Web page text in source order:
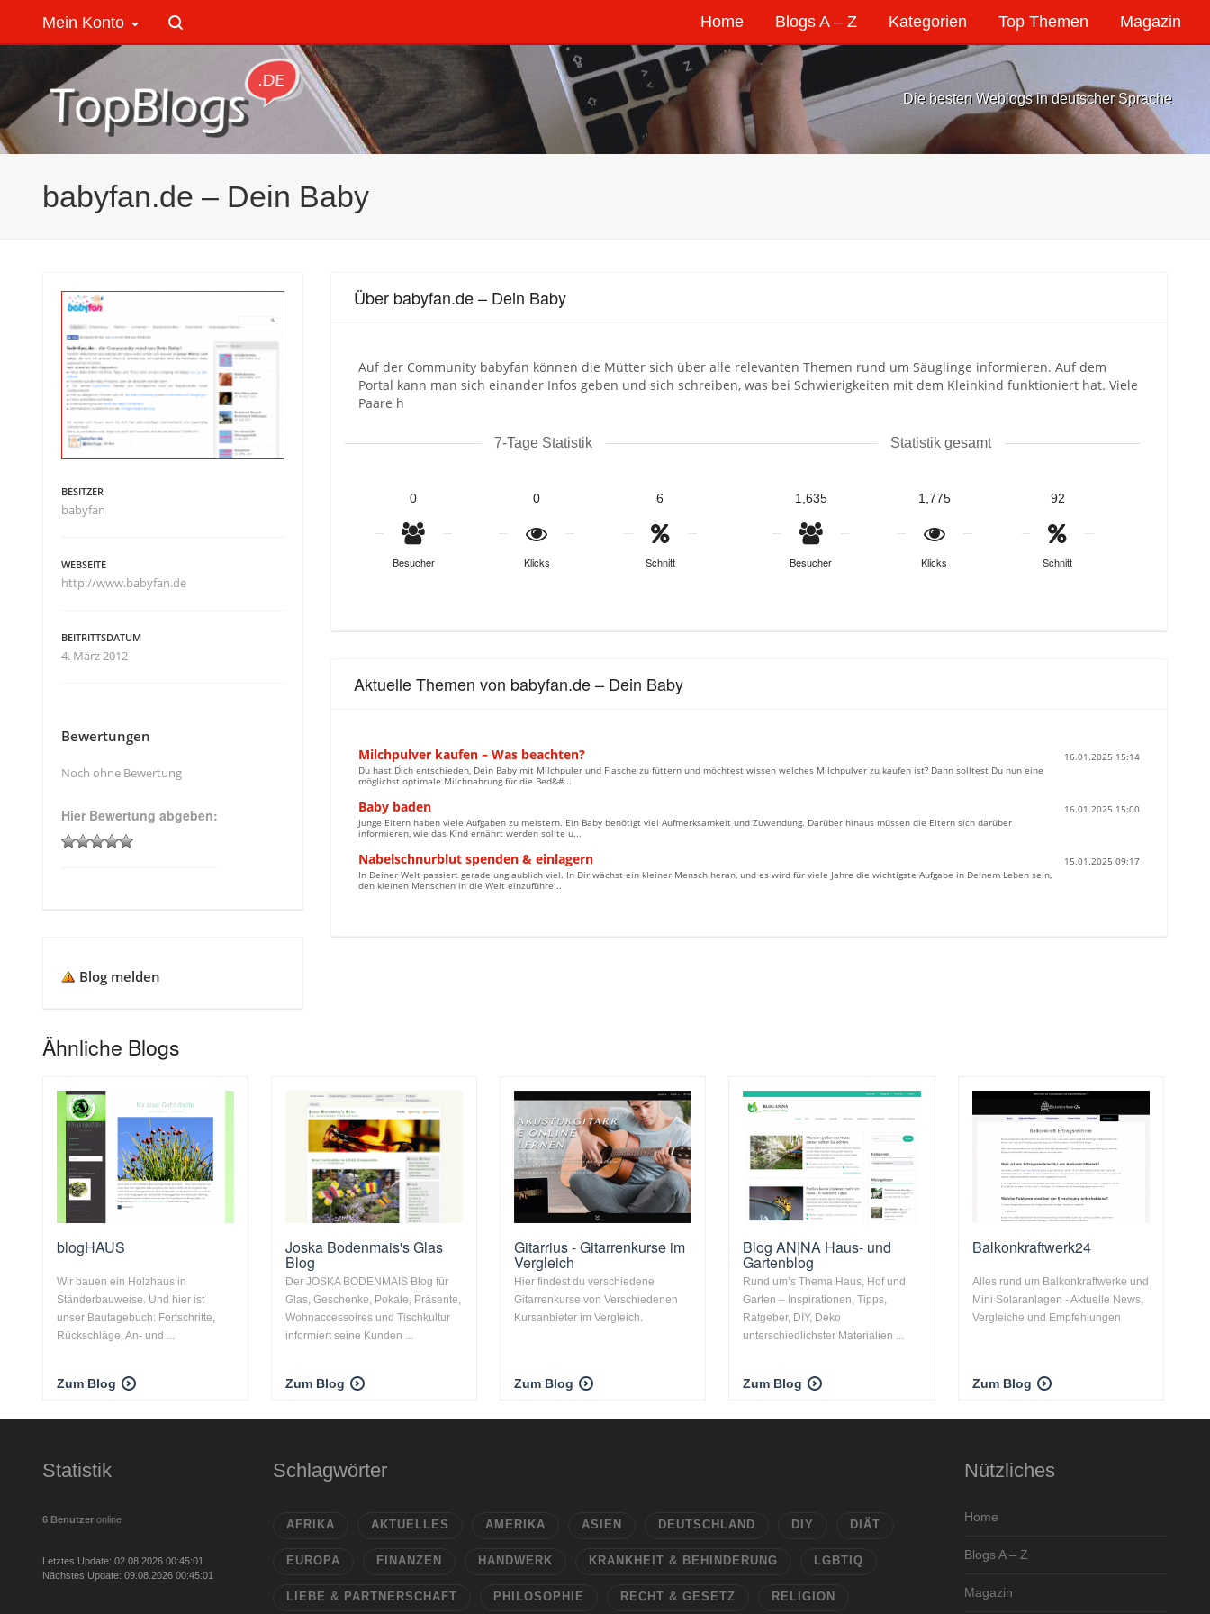
Home Blogs A – Z Kategorien Top Themen Magazin
Mein Konto
Die besten Weblogs in deutscher Sprache
babyfan.de – Dein Baby
Über babyfan.de – Dein Baby
Auf der Community babyfan können die Mütter sich über alle relevanten Themen rund um Säuglinge informieren. Auf dem
Portal kann man sich einander Infos geben und sich schreiben, was bei Schwierigkeiten mit dem Kleinkind funktioniert hat. Viele
Paare h
7-Tage Statistik
0
Besucher
0
Klicks
6
Schnitt
Statistik gesamt
1,635
Besucher
1,775
Klicks
92
Schnitt
Aktuelle Themen von babyfan.de – Dein Baby
Milchpulver kaufen – Was beachten?
16.01.2025 15:14
Du hast Dich entschieden, Dein Baby mit Milchpuler und Flasche zu füttern und möchtest wissen welches Milchpulver zu kaufen ist? Dann solltest Du nun eine
möglichst optimale Milchnahrung für die Bed&#...
Baby baden
16.01.2025 15:00
Junge Eltern haben viele Aufgaben zu meistern. Ein Baby benötigt viel Aufmerksamkeit und Zuwendung. Darüber hinaus müssen die Eltern sich darüber
informieren, wie das Kind ernährt werden sollte u...
Nabelschnurblut spenden & einlagern
15.01.2025 09:17
In Deiner Welt passiert gerade unglaublich viel. In Dir wächst ein kleiner Mensch heran, und es wird für viele Jahre die wichtigste Aufgabe in Deinem Leben sein,
den kleinen Menschen in die Welt einzuführe...
BESITZER
babyfan
WEBSEITE
http://www.babyfan.de
BEITRITTSDATUM
4. März 2012
Bewertungen
Noch ohne Bewertung
Hier Bewertung abgeben:
Blog melden
Ähnliche Blogs
blogHAUS
Wir bauen ein Holzhaus in
Ständerbauweise. Und hier ist
unser Bautagebuch: Fortschritte,
Rückschläge, An- und ...
Zum Blog
Joska Bodenmais's Glas
Blog
Der JOSKA BODENMAIS Blog für
Glas, Geschenke, Pokale, Präsente,
Wohnaccessoires und Tischkultur
informiert seine Kunden ...
Zum Blog
Gitarrius - Gitarrenkurse im
Vergleich
Hier findest du verschiedene
Gitarrenkurse von Verschiedenen
Kursanbieter im Vergleich.
Zum Blog
Blog AN|NA Haus- und
Gartenblog
Rund um’s Thema Haus, Hof und
Garten – Inspirationen, Tipps,
Ratgeber, DIY, Deko
unterschiedlichster Materialien ...
Zum Blog
Balkonkraftwerk24
Alles rund um Balkonkraftwerke und
Mini Solaranlagen - Aktuelle News,
Vergleiche und Empfehlungen
Zum Blog
Statistik
6 Benutzer online
Letztes Update: 02.08.2026 00:45:01
Nächstes Update: 09.08.2026 00:45:01
Schlagwörter
AFRIKA AKTUELLES AMERIKA ASIEN DEUTSCHLAND DIY DIÄT
EUROPA FINANZEN HANDWERK KRANKHEIT & BEHINDERUNG LGBTIQ
LIEBE & PARTNERSCHAFT PHILOSOPHIE RECHT & GESETZ RELIGION
Nützliches
Home
Blogs A – Z
Magazin